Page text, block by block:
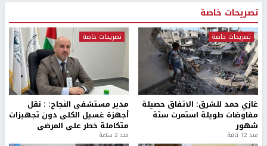
تصريحات خاصة
تصريحات خاصة
غازي حمد للشرق: الاتفاق حصيلة
مفاوضات طويلة استمرت ستة
شهور
منذ 12 ثانية
تصريحات خاصة
مدير مستشفى النجاح: : نقل
أجهزة غسيل الكلى دون تجهيزات
متكاملة خطر على المرضى
منذ 2 ساعة